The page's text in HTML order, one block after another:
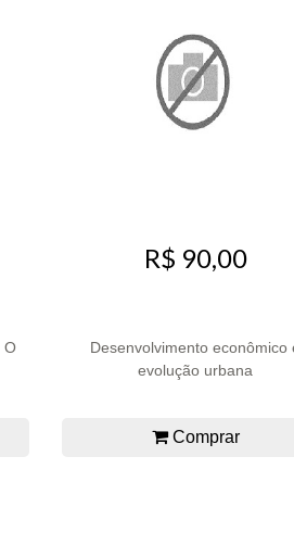
O
R$ 90,00
Desenvolvimento econômico
evolução urbana
Comprar